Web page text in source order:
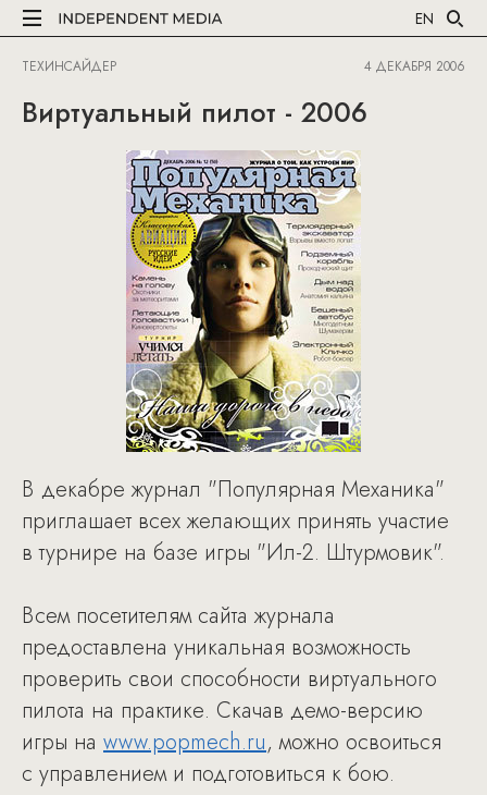
EN
ТЕХИНСАЙДЕР 4 ДЕКАБРЯ 2006
Виртуальный пилот - 2006
В декабре журнал "Популярная Механика"
приглашает всех желающих принять участие
в турнире на базе игры "Ил-2. Штурмовик".
Всем посетителям сайта журнала
предоставлена уникальная возможность
проверить свои способности виртуального
пилота на практике. Скачав демо-версию
игры на www.popmech.ru, можно освоиться
с управлением и подготовиться к бою.